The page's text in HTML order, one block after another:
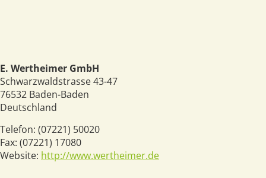
E. Wertheimer GmbH
Schwarzwaldstrasse 43-47
76532 Baden-Baden
Deutschland
Telefon: (07221) 50020
Fax: (07221) 17080
Website: http://www.wertheimer.de